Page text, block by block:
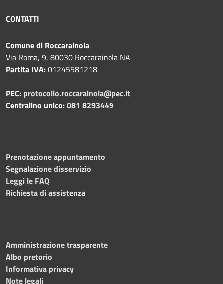
CONTATTI
Comune di Roccarainola
Via Roma, 9, 80030 Roccarainola NA
Partita IVA:01245581218
PEC: protocollo.roccarainola@pec.it
Centralino unico:081 8293449
Prenotazione appuntamento
Segnalazione disservizio
Leggi le FAQ
Richiesta di assistenza
Amministrazione trasparente
Albo pretorio
Informativa privacy
Note legali